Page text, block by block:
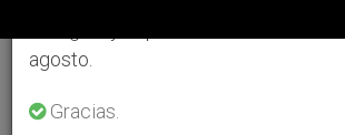
agosto.
Gracias.